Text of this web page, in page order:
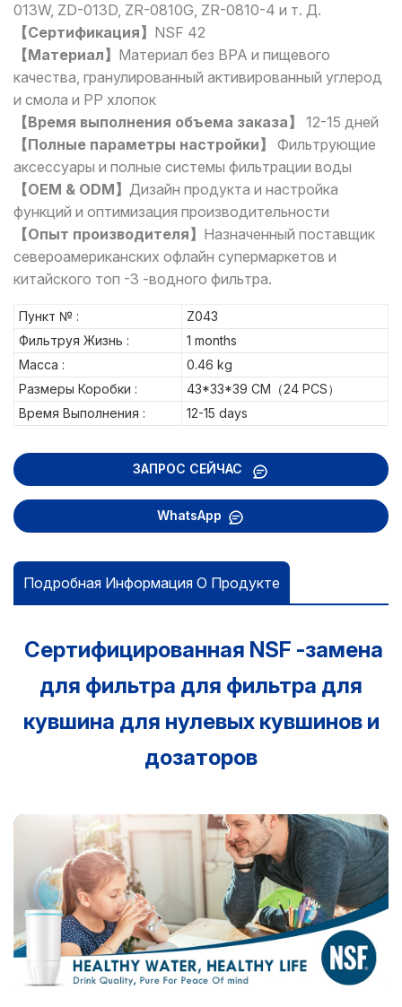
013W, ZD-013D, ZR-0810G, ZR-0810-4 и т. Д.
【Сертификация】 NSF 42
【Материал】 Материал без BPA и пищевого
качества, гранулированный активированный углерод
и смола и PP хлопок
【Время выполнения объема заказа】 12-15 дней
【Полные параметры настройки】
Фильтрующие
аксессуары и полные системы фильтрации воды
【OEM & ODM】 Дизайн продукта и настройка
функций и оптимизация производительности
【Опыт производителя】 Назначенный поставщик
североамериканских офлайн супермаркетов и
китайского топ -3 -водного фильтра.
Пункт № :
Z043
Фильтруя Жизнь :
1 months
Масса :
0.46 kg
Размеры Коробки :
43*33*39 CM（24 PCS）
Время Выполнения :
12-15 days
ЗАПРОС СЕЙЧАС
WhatsApp
Подробная Информация О Продукте
Сертифицированная NSF -замена
для фильтра для фильтра для
кувшина для нулевых кувшинов и
дозаторов